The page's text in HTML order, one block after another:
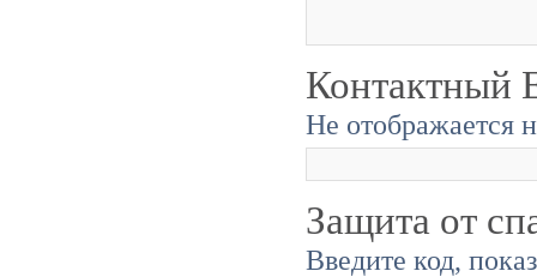
Контактный
Не отображается
Защита от
Введите код,